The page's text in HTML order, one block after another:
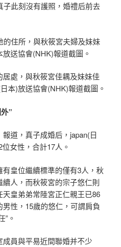
此刻沒有護照，婚禮后前去
處，與秋筱宮佳耦及妹妹佳
本)放送協會(NHK)報道截圖。
”
道，真子成婚后，japan(日
女性，合計17人。
皇位繼續標準的僅有3人，秋
人，而秋筱宮的宗子悠仁則
皇弟弟常陸宮正仁親王已86
性，15歲的悠仁，可謂肩負
”。
成員與平易近間聯婚并不少